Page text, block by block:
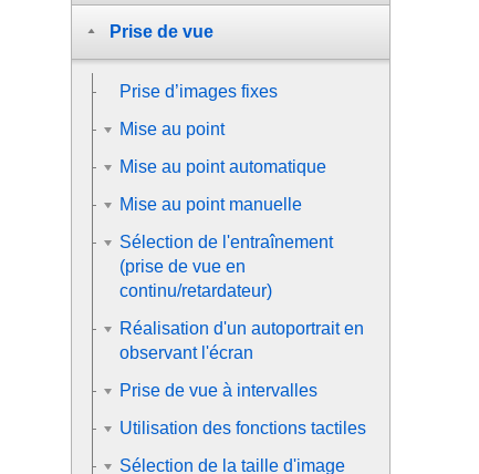
Prise de vue
Prise d’images fixes
Mise au point
Mise au point automatique
Mise au point manuelle
Sélection de l'entraînement
(prise de vue en
continu/retardateur)
Réalisation d'un autoportrait en
observant l'écran
Prise de vue à intervalles
Utilisation des fonctions tactiles
Sélection de la taille d'image